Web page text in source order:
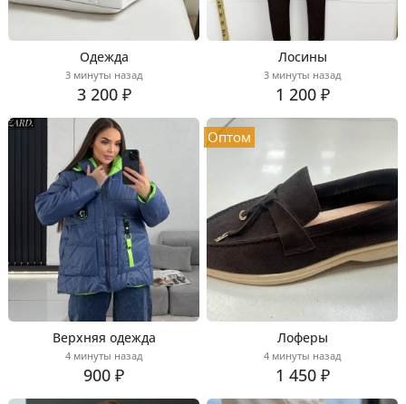
Одежда
3 минуты назад
3 200 ₽
Лосины
3 минуты назад
1 200 ₽
Верхняя одежда
4 минуты назад
900 ₽
Лоферы
4 минуты назад
1 450 ₽
Оптом